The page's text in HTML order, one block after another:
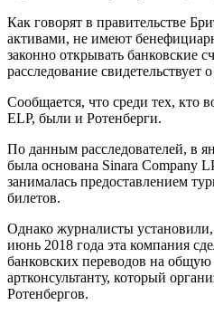
Как говорят в правительстве
активами, не имеют
законно открывать банковские
расследование свидетельствует
Сообщается, что среди тех, кто
ELP, были и Ротенберги.
По данным расследователей, в
была основана Sinara Company
занималась предоставлением
билетов.
Однако журналисты
июнь 2018 года эта компания
банковских переводов на
артконсультанту, который
Ротенбергов.